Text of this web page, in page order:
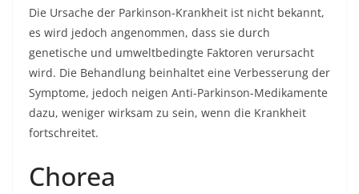
Die Ursache der Parkinson-Krankheit ist nicht bekannt,
es wird jedoch angenommen, dass sie durch
genetische und umweltbedingte Faktoren verursacht
wird. Die Behandlung beinhaltet eine Verbesserung der
Symptome, jedoch neigen Anti-Parkinson-Medikamente
dazu, weniger wirksam zu sein, wenn die Krankheit
fortschreitet.
Chorea